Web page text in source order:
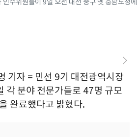
인수위원들이 9일 오전 대전 중구 옛 충남도
기자 = 민선 9기 대전광역시장
각 분야 전문가들로 47명 규모
완료했다고 밝혔다.